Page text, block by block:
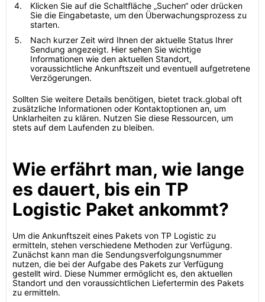
Klicken Sie auf die Schaltfläche „Suchen“ oder drücken
Sie die Eingabetaste, um den Überwachungsprozess zu
starten.
Nach kurzer Zeit wird Ihnen der aktuelle Status Ihrer
Sendung angezeigt. Hier sehen Sie wichtige
Informationen wie den aktuellen Standort,
voraussichtliche Ankunftszeit und eventuell aufgetretene
Verzögerungen.
Sollten Sie weitere Details benötigen, bietet track.global oft
zusätzliche Informationen oder Kontaktoptionen an, um
Unklarheiten zu klären. Nutzen Sie diese Ressourcen, um
stets auf dem Laufenden zu bleiben.
Wie erfährt man, wie lange
es dauert, bis ein TP
Logistic Paket ankommt?
Um die Ankunftszeit eines Pakets von TP Logistic zu
ermitteln, stehen verschiedene Methoden zur Verfügung.
Zunächst kann man die Sendungsverfolgungsnummer
nutzen, die bei der Aufgabe des Pakets zur Verfügung
gestellt wird. Diese Nummer ermöglicht es, den aktuellen
Standort und den voraussichtlichen Liefertermin des Pakets
zu ermitteln.